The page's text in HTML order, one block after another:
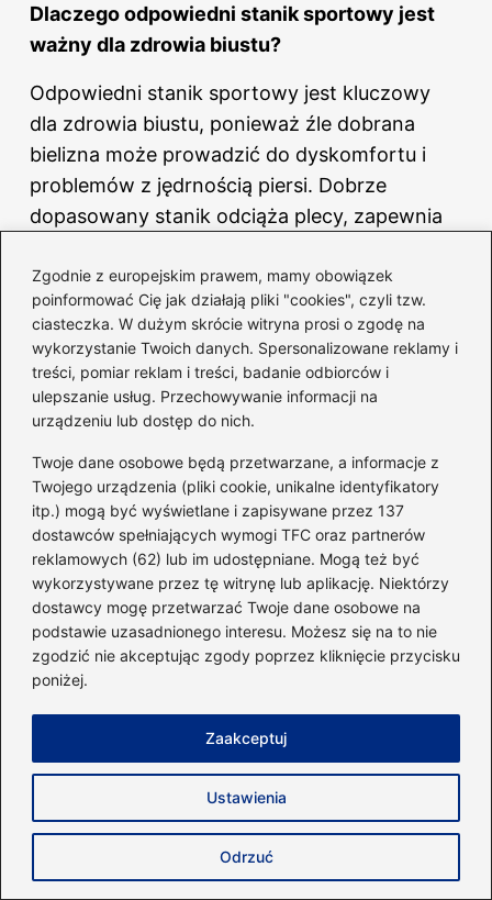
Zgodnie z europejskim prawem, mamy obowiązek
poinformować Cię jak działają pliki "cookies", czyli tzw.
ciasteczka. W dużym skrócie witryna prosi o zgodę na
wykorzystanie Twoich danych. Spersonalizowane reklamy i
treści, pomiar reklam i treści, badanie odbiorców i
ulepszanie usług. Przechowywanie informacji na
urządzeniu lub dostęp do nich.
Twoje dane osobowe będą przetwarzane, a informacje z
Twojego urządzenia (pliki cookie, unikalne identyfikatory
itp.) mogą być wyświetlane i zapisywane przez 137
dostawców spełniających wymogi TFC oraz partnerów
reklamowych (62) lub im udostępniane. Mogą też być
wykorzystywane przez tę witrynę lub aplikację. Niektórzy
dostawcy mogę przetwarzać Twoje dane osobowe na
podstawie uzasadnionego interesu. Możesz się na to nie
zgodzić nie akceptując zgody poprzez kliknięcie przycisku
poniżej.
Ustawienia
Odrzuć
Zaakceptuj
Dlaczego odpowiedni stanik sportowy jest
ważny dla zdrowia biustu?
Odpowiedni stanik sportowy jest kluczowy
dla zdrowia biustu, ponieważ źle dobrana
bielizna może prowadzić do dyskomfortu i
problemów z jędrnością piersi. Dobrze
dopasowany stanik odciąża plecy, zapewnia
aktywności fizycznej, co jest istotne dla
zachowania jego kondycji.
Dobór stanika sportowego, Czy
zakładać zwykły stanik pod sportowy,
Wygoda i wsparcie biustu, Noszenie stanika
sportowego na co dzień, Wpływ stanika
sportowego na kondycję biustu.